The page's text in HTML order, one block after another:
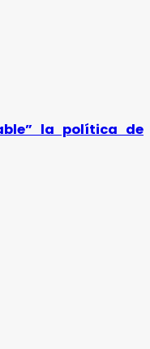
la política de